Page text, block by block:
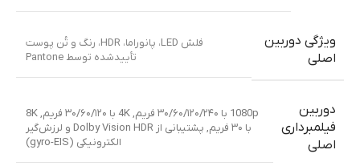
ویژگی دوربین
اصلی
فلش LED، پانوراما، HDR، رنگ و تُن پوست
تأییدشده توسط Pantone
دوربین
فیلمبرداری
اصلی
1080p با ۳۰/۶۰/۱۲۰/۲۴۰ فریم ,4K با ۳۰/۶۰/۱۲۰ فریم ,
8K
با ۳۰ فریم
,
پشتیبانی از Dolby Vision HDR و لرزش‌گیر
الکترونیکی (gyro-EIS)